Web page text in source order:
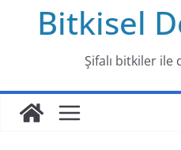
Bitkisel
Şifalı bitkiler ile